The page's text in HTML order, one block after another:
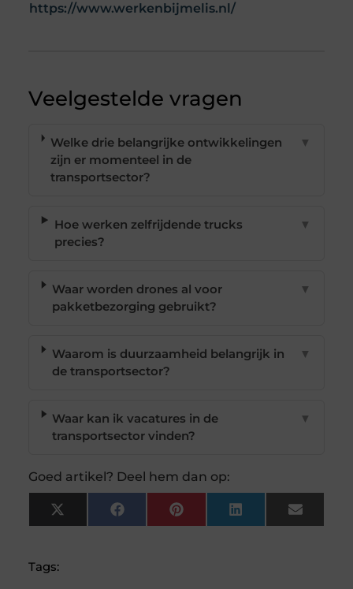
https://www.werkenbijmelis.nl/
Veelgestelde vragen
Welke drie belangrijke ontwikkelingen
zijn er momenteel in de
transportsector?
▼
Hoe werken zelfrijdende trucks
precies?
▼
Waar worden drones al voor
pakketbezorging gebruikt?
▼
Waarom is duurzaamheid belangrijk in
de transportsector?
▼
Waar kan ik vacatures in de
transportsector vinden?
▼
Goed artikel? Deel hem dan op:
X
(Twitter)
FacebookPinterest LinkedIn Email
Tags: